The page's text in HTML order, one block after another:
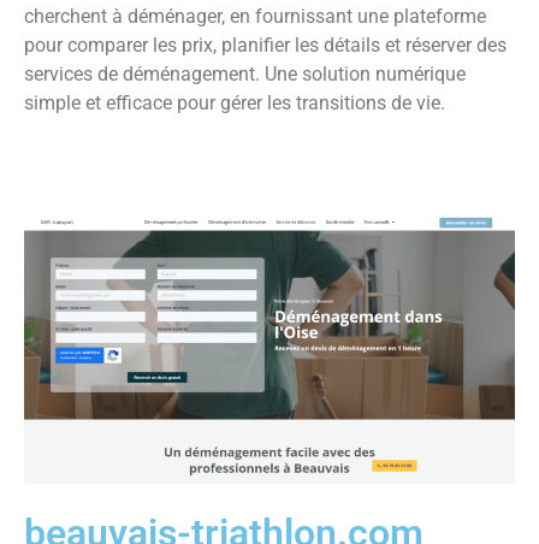
cherchent à déménager, en fournissant une plateforme
pour comparer les prix, planifier les détails et réserver des
services de déménagement. Une solution numérique
simple et efficace pour gérer les transitions de vie.
beauvais-triathlon.com